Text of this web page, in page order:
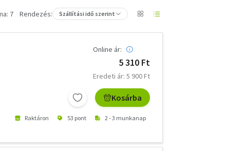
7 Rendezés: Szállítási idő szerint
Online ár:
5 310 Ft
Eredeti ár: 5 900 Ft
Kosárba
Raktáron 53 pont 2 - 3 munkanap